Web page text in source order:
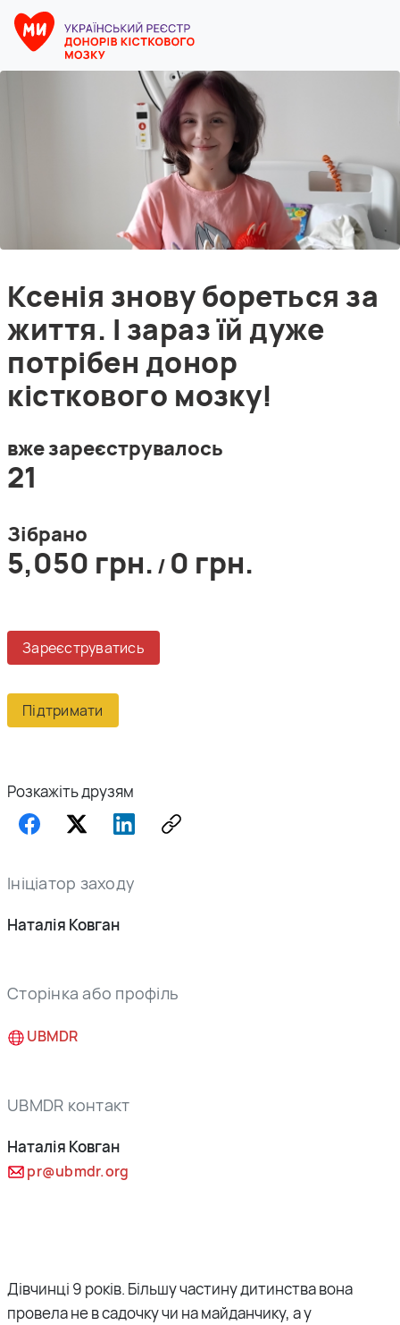
Ксенія знову бореться за
життя. І зараз їй дуже
потрібен донор
кісткового мозку!
вже зареєструвалось
21
Зібрано
5,050 грн. / 0 грн.
Зареєструватись
Підтримати
Розкажіть друзям
Дівчинці 9 років. Більшу частину дитинства вона
провела не в садочку чи на майданчику, а у
Ініціатор заходу
Наталія Ковган
Сторінка або профіль
UBMDR
UBMDR контакт
Наталія Ковган
pr@ubmdr.org